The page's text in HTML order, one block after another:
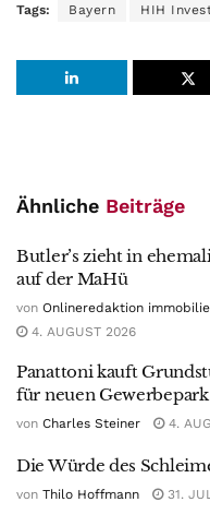
Tags: Bayern HIH
Ähnliche Beiträge
Butler’s zieht in
auf der MaHü
von Onlineredaktion
4. AUGUST 2026
Panattoni kauft
für neuen Gewerbepark
von Charles Steiner 4.
Die Würde des
von Thilo Hoffmann 31.